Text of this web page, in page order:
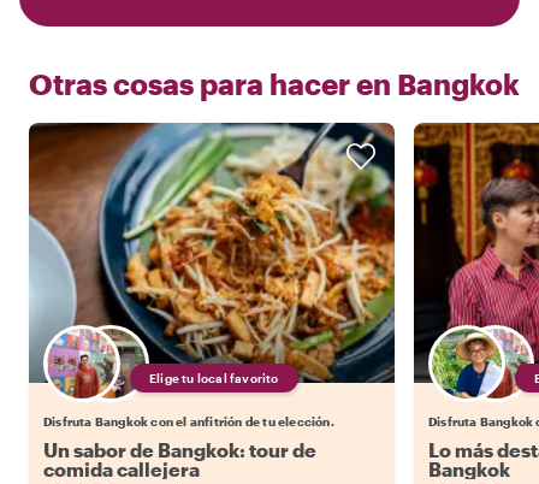
Otras cosas para hacer en Bangkok
Elige tu local favorito
Disfruta Bangkok con el anfitrión de tu elección.
Un sabor de Bangkok: tour de
comida callejera
Disfruta Bangkok
Lo más
Bangkok